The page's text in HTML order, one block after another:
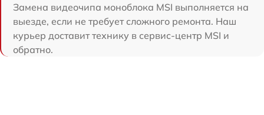
Замена видеочипа моноблока MSI выполняется на
выезде, если не требует сложного ремонта. Наш
курьер доставит технику в сервис-центр MSI и
обратно.